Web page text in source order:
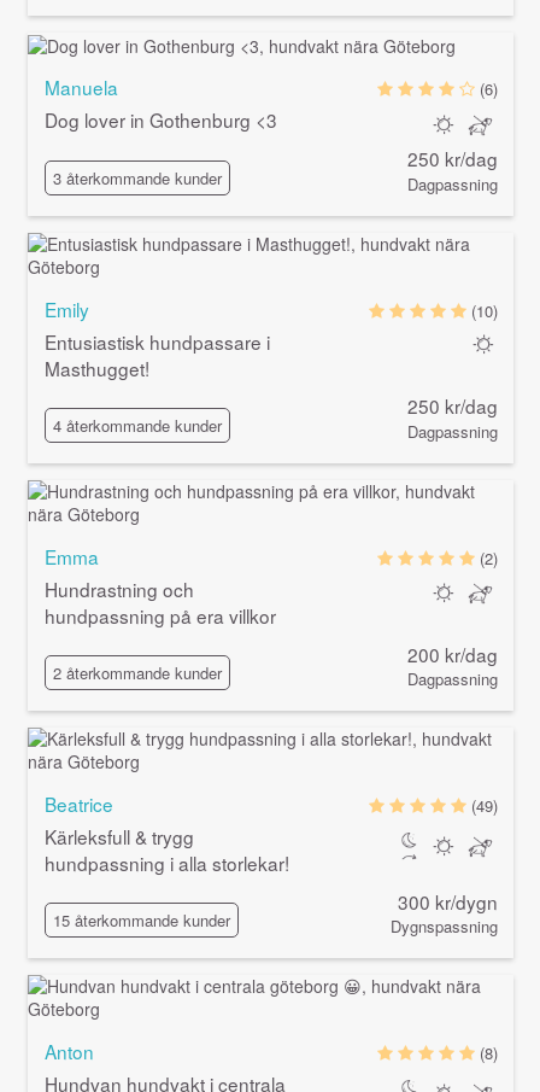
Manuela
Dog lover in Gothenburg <3
3 återkommande kunder
(6)
250 kr/dag
Dagpassning
Emily
Entusiastisk hundpassare i
Masthugget!
4 återkommande kunder
(10)
250 kr/dag
Dagpassning
Emma
Hundrastning och
hundpassning på era villkor
2 återkommande kunder
(2)
200 kr/dag
Dagpassning
Beatrice
Kärleksfull & trygg
hundpassning i alla storlekar!
15 återkommande kunder
(49)
300 kr/dygn
Dygnspassning
Anton
Hundvan hundvakt i centrala
(8)